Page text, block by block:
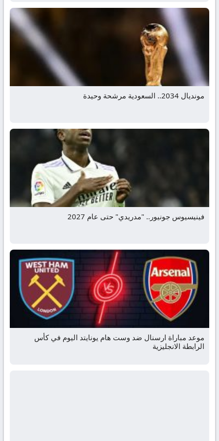
مونديال 2034.. السعودية مرشحة وحيدة
فينيسيوس جونيور.. "مدريدي" حتى عام 2027
موعد مباراة ارسنال ضد وست هام يونايتد اليوم في كأس
الرابطة الانجليزية